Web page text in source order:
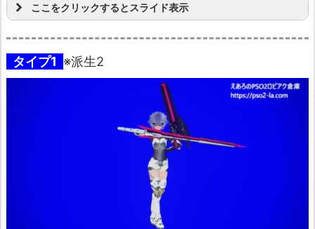
ここをクリックするとスライド表示
タイプ1 ※派生2